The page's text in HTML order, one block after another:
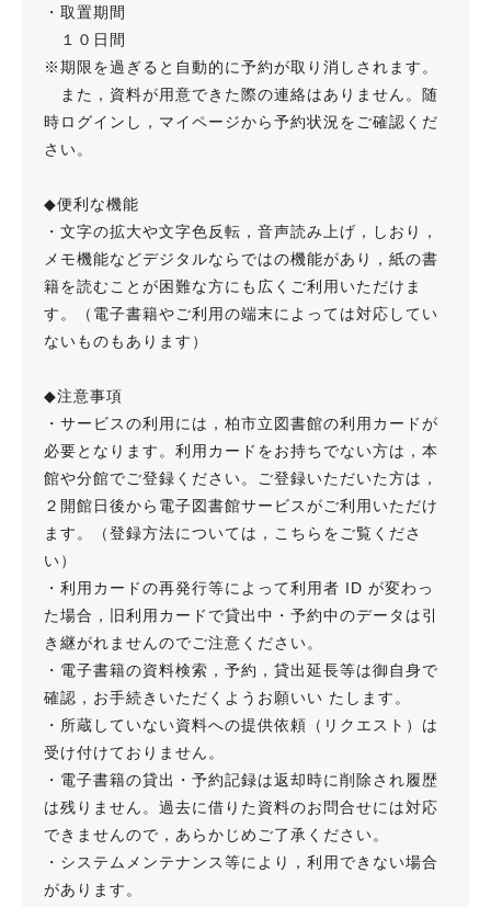
・取置期間
１０日間
※期限を過ぎると自動的に予約が取り消しされます。
また，資料が用意できた際の連絡はありません。随
時ログインし，マイページから予約状況をご確認くだ
さい。
◆便利な機能
・文字の拡大や文字色反転，音声読み上げ，しおり，
メモ機能などデジタルならではの機能があり，紙の書
籍を読むことが困難な方にも広くご利用いただけま
す。（電子書籍やご利用の端末によっては対応してい
ないものもあります）
◆注意事項
・サービスの利用には，柏市立図書館の利用カードが
必要となります。利用カードをお持ちでない方は，本
館や分館でご登録ください。ご登録いただいた方は，
２開館日後から電子図書館サービスがご利用いただけ
ます。（登録方法については，こちらをご覧くださ
い）
・利用カードの再発行等によって利用者 ID が変わっ
た場合，旧利用カードで貸出中・予約中のデータは引
き継がれませんのでご注意ください。
・電子書籍の資料検索，予約，貸出延長等は御自身で
確認，お手続きいただくようお願いい たします。
・所蔵していない資料への提供依頼（リクエスト）は
受け付けておりません。
・電子書籍の貸出・予約記録は返却時に削除され履歴
は残りません。過去に借りた資料のお問合せには対応
できませんので，あらかじめご了承ください。
・システムメンテナンス等により，利用できない場合
があります。